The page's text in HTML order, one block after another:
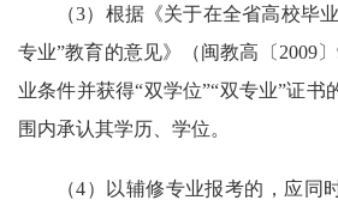
（3）根据《关于在全省高校毕
专业”教育的意见》（闽教高〔2009
业条件并获得“双学位”“双专业”证书
围内承认其学历、学位。
（4）以辅修专业报考的，应同